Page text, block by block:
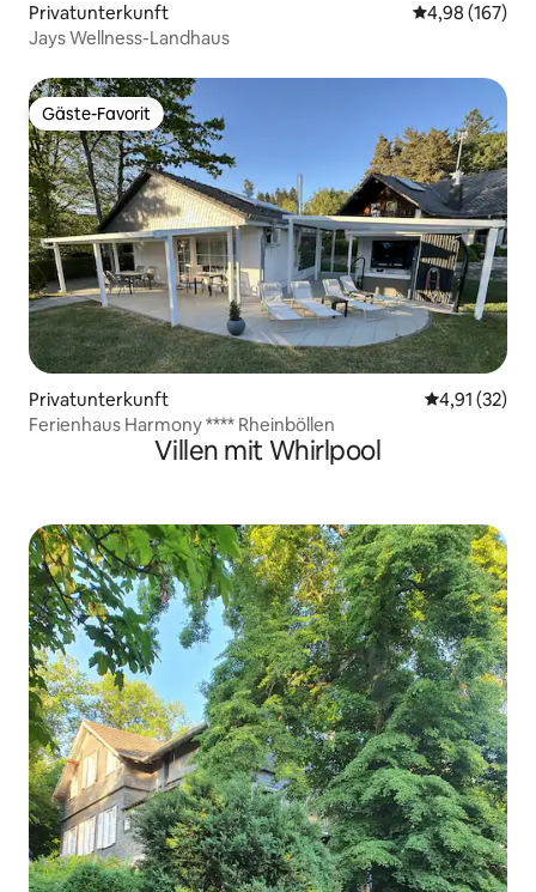
Privatunterkunft
4,98 (167)
Jays Wellness-Landhaus
Gäste-Favorit
Gäste-Favorit
Privatunterkunft
4,91 (32)
Ferienhaus Harmony **** Rheinböllen
Villen mit Whirlpool